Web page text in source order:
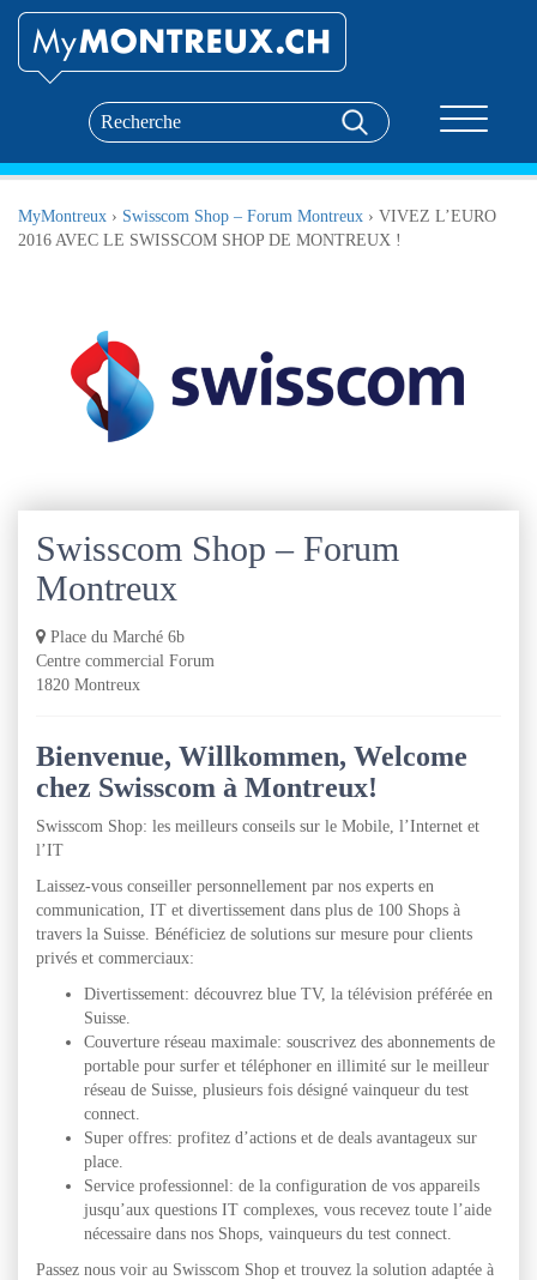
MyMontreux › Swisscom Shop – Forum Montreux › VIVEZ L’EURO
2016 AVEC LE SWISSCOM SHOP DE MONTREUX !
Swisscom Shop – Forum
Montreux
Place du Marché 6b
Centre commercial Forum
1820 Montreux
Bienvenue, Willkommen, Welcome
chez Swisscom à Montreux!
Swisscom Shop: les meilleurs conseils sur le Mobile, l’Internet et
l’IT
Laissez-vous conseiller personnellement par nos experts en
communication, IT et divertissement dans plus de 100 Shops à
travers la Suisse. Bénéficiez de solutions sur mesure pour clients
privés et commerciaux:
Divertissement: découvrez blue TV, la télévision préférée en
Suisse.
Couverture réseau maximale: souscrivez des abonnements de
portable pour surfer et téléphoner en illimité sur le meilleur
réseau de Suisse, plusieurs fois désigné vainqueur du test
connect.
Super offres: profitez d’actions et de deals avantageux sur
place.
Service professionnel: de la configuration de vos appareils
jusqu’aux questions IT complexes, vous recevez toute l’aide
nécessaire dans nos Shops, vainqueurs du test connect.
Passez nous voir au Swisscom Shop et trouvez la solution adaptée à